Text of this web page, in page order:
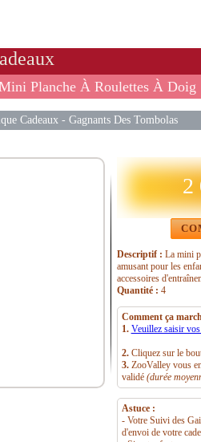
Planche À Roulettes À Doig
Cadeaux - Gagnants Des Tombolas
2
Descriptif : La mini
amusant pour les
accessoires
Quantité : 4
Comment ça
1. Veuillez saisir
2.Cliquez sur le
3.ZooValley vous
validé(durée
Astuce :
- Votre Suivi des
d'envoi de votre